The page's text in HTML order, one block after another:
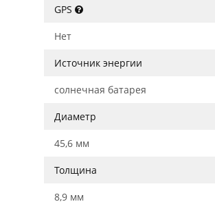
GPS
Нет
Источник энергии
солнечная батарея
Диаметр
45,6 мм
Толщина
8,9 мм